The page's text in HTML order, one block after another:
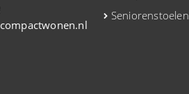
Seniorenstoelen